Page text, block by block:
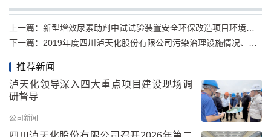
上一篇： 新型增效尿素助剂中试试验装置安全环保改造项目环境影响评价第一次信息公示
下一篇： 2019年度四川泸天化股份有限公司污染治理设施情况、危险废物产生及处置情况公示
推荐新闻
泸天化领导深入四大重点项目建设现场调
研督导
公司新闻